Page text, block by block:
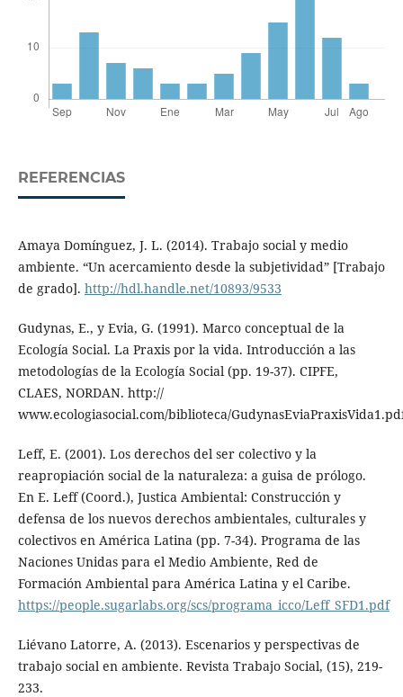
REFERENCIAS
Amaya Domínguez, J. L. (2014). Trabajo social y medio
ambiente. “Un acercamiento desde la subjetividad” [Trabajo
de grado]. http://hdl.handle.net/10893/9533
Gudynas, E., y Evia, G. (1991). Marco conceptual de la
Ecología Social. La Praxis por la vida. Introducción a las
metodologías de la Ecología Social (pp. 19-37). CIPFE,
CLAES, NORDAN. http://
www.ecologiasocial.com/biblioteca/
Leff, E. (2001). Los derechos del ser colectivo y la
reapropiación social de la naturaleza: a guisa de prólogo.
En E. Leff (Coord.), Justica Ambiental: Construcción y
defensa de los nuevos derechos ambientales, culturales y
colectivos en América Latina (pp. 7-34). Programa de las
Naciones Unidas para el Medio Ambiente, Red de
Formación Ambiental para América Latina y el Caribe.
https://people.sugarlabs.org/scs/programa_icco/Leff_SFD1.pdf
Liévano Latorre, A. (2013). Escenarios y perspectivas de
trabajo social en ambiente. Revista Trabajo Social, (15), 219-
233.